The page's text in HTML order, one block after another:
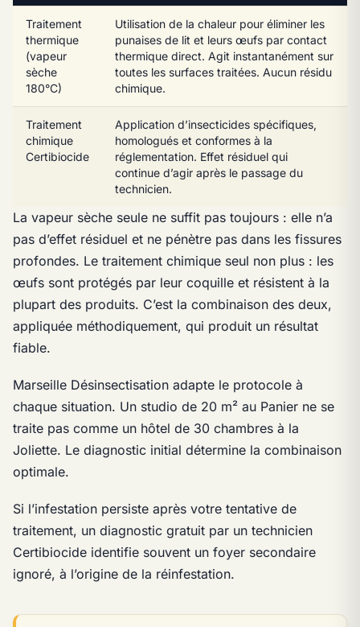
Traitement
thermique
(vapeur
sèche
180°C)
Utilisation de la chaleur pour éliminer les
punaises de lit et leurs œufs par contact
thermique direct. Agit instantanément sur
toutes les surfaces traitées. Aucun résidu
chimique.
Traitement
chimique
Certibiocide
Application d’insecticides spécifiques,
homologués et conformes à la
réglementation. Effet résiduel qui
continue d’agir après le passage du
technicien.
La vapeur sèche seule ne suffit pas toujours : elle n’a
pas d’effet résiduel et ne pénètre pas dans les fissures
profondes. Le traitement chimique seul non plus : les
œufs sont protégés par leur coquille et résistent à la
plupart des produits. C’est la combinaison des deux,
appliquée méthodiquement, qui produit un résultat
fiable.
Marseille Désinsectisation adapte le protocole à
chaque situation. Un studio de 20 m² au Panier ne se
traite pas comme un hôtel de 30 chambres à la
Joliette. Le diagnostic initial détermine la combinaison
optimale.
Si l’infestation persiste après votre tentative de
traitement, un diagnostic gratuit par un technicien
Certibiocide identifie souvent un foyer secondaire
ignoré, à l’origine de la réinfestation.